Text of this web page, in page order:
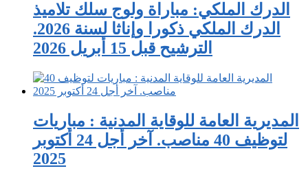
الدرك الملكي: مباراة ولوج سلك تلاميذ
الدرك الملكي ذكورا وإناثا لسنة 2026.
الترشيح قبل 15 أبريل 2026
المديرية العامة للوقاية المدنية : مباريات
لتوظيف 40 مناصب. آخر أجل 24 أكتوبر
2025